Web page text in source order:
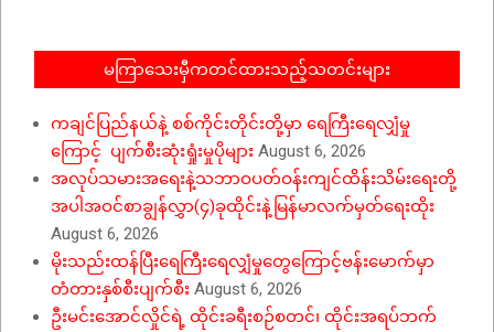
မကြာသေးမှီကတင်ထားသည့်သတင်းများ
ကချင်ပြည်နယ်နဲ့ စစ်ကိုင်းတိုင်းတို့မှာ ရေကြီးရေလျှံမှု
ကြောင့် ပျက်စီးဆုံးရှုံးမှုပိုများ August 6, 2026
အလုပ်သမားအရေးနဲ့သဘာဝပတ်ဝန်းကျင်ထိန်းသိမ်းရေးတို့
အပါအဝင်စာချွန်လွှာ(၄)ခုထိုင်းနဲ့မြန်မာလက်မှတ်ရေးထိုး
August 6, 2026
မိုးသည်းထန်ပြီးရေကြီးရေလျှံမှုတွေကြောင့်ဗန်းမောက်မှာ
တံတားနှစ်စီးပျက်စီး August 6, 2026
ဦးမင်းအောင်လှိုင်ရဲ့ ထိုင်းခရီးစဉ်စတင်၊ ထိုင်းအရပ်ဘက်